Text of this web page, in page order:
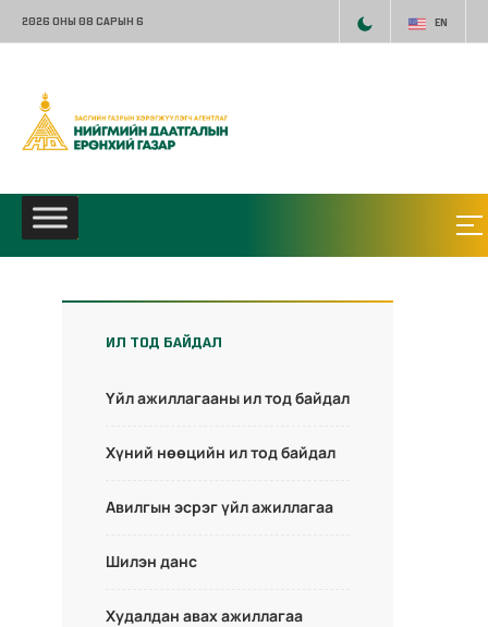
2026 ОНЫ 08 САРЫН 6 EN
ИЛ ТОД БАЙДАЛ
Үйл ажиллагааны ил тод байдал
Хүний нөөцийн ил тод байдал
Авилгын эсрэг үйл ажиллагаа
Шилэн данс
Худалдан авах ажиллагаа